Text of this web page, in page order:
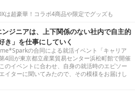
は超豪華！コラボ4商品や限定でグッズも
ジニアは、上下関係のない社内で自主的
き」を仕事にしていく
の合同による就活イベント「キャリア
4回が東京都立産業貿易センター浜松町館で開催
のイベントに合わせ、自身の就活時のエピソー
イターに聞いてみたので、その模様をお届けし